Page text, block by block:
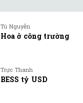
Tú Nguyễn
Hoa ở công trường
Trực Thanh
BESS tỷ USD